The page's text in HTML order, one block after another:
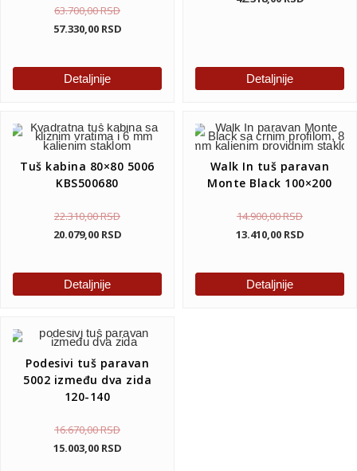
63.700,00RSD
57.330,00 RSD
Detaljnije Detaljnije
Tuš kabina 80×80 5006
KBS500680
22.310,00RSD
20.079,00 RSD
Detaljnije
Walk In tuš paravan
Monte Black 100×200
14.900,00RSD
13.410,00 RSD
Detaljnije
Podesivi tuš paravan
5002 između dva zida
120-140
16.670,00RSD
15.003,00 RSD